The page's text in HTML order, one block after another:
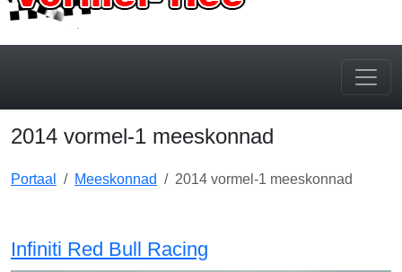
2014 vormel-1 meeskonnad
Portaal Meeskonnad 2014 vormel-1 meeskonnad
Infiniti Red Bull Racing